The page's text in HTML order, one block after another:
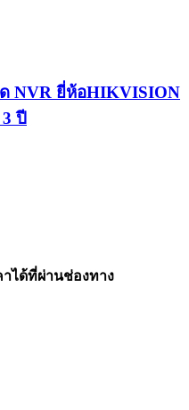
NVR ยี่ห้อHIKVISION
ปี
ได้ที่ผ่านช่องทาง